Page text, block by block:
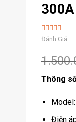
300A
5 Sao
Đánh Giá
Thông
Điện